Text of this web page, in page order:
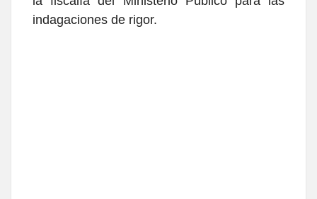
indagaciones de rigor.